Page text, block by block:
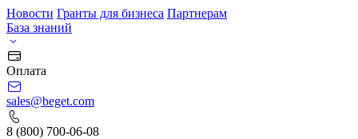
Новости Гранты для бизнеса Партнерам
База знаний
Оплата
sales@beget.com
8 (800) 700-06-08